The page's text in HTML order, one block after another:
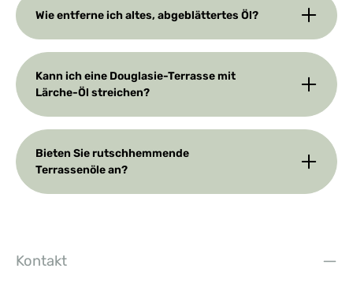
Wie entferne ich altes, abgeblättertes Öl?
Kann ich eine Douglasie-Terrasse mit
Lärche-Öl streichen?
Bieten Sie rutschhemmende
Terrassenöle an?
Kontakt